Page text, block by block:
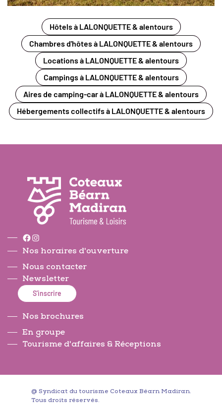
Hôtels à LALONQUETTE & alentours
Chambres d'hôtes à LALONQUETTE & alentours
Locations à LALONQUETTE & alentours
Campings à LALONQUETTE & alentours
Aires de camping-car à LALONQUETTE & alentours
Hébergements collectifs à LALONQUETTE & alentours
Facebook
Instagram
Nos horaires d'ouverture
Nous contacter
Newsletter
S'inscrire
Nos brochures
En groupe
Tourisme d'affaires & Réceptions
@ Syndicat du tourisme Coteaux Béarn Madiran.
Tous droits réservés.